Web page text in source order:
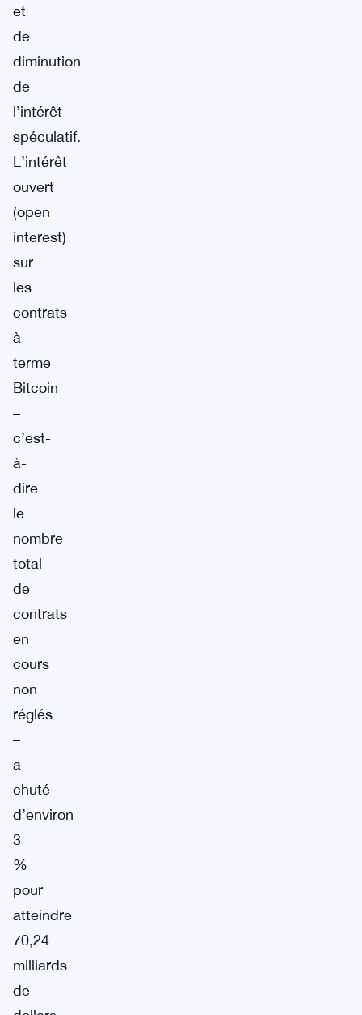
et
de
diminution
de
l’intérêt
spéculatif.
L’intérêt
ouvert
(open
interest)
sur
les
contrats
à
terme
Bitcoin
–
c’est-
à-
dire
le
nombre
total
de
contrats
en
cours
non
réglés
–
a
chuté
d’environ
3
%
pour
atteindre
70,24
milliards
de